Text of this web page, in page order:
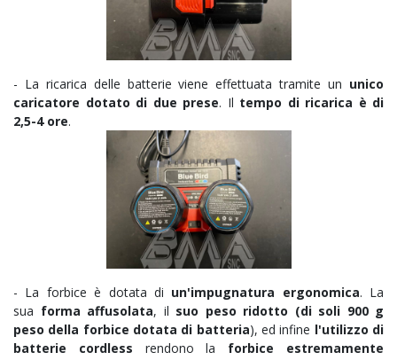
- La ricarica delle batterie viene effettuata tramite un unico
caricatore dotato di due prese. Il tempo di ricarica è di
2,5-4 ore.
- La forbice è dotata di un'impugnatura ergonomica. La
sua forma affusolata, il suo peso ridotto (di soli 900 g
peso della forbice dotata di batteria), ed infine l'utilizzo di
batterie cordless rendono la forbice estremamente